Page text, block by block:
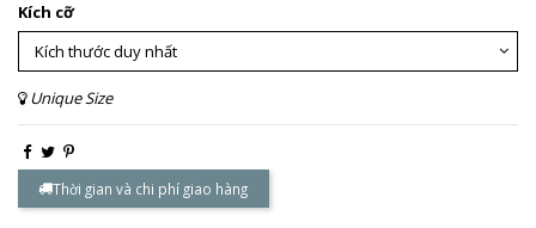
Kích cỡ
Unique Size
Thời gian và chi phí giao hàng